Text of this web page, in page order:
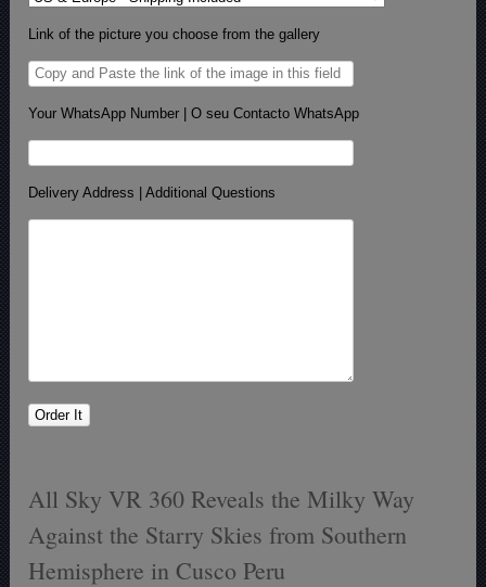
Link of the picture you choose from the gallery
Your WhatsApp Number | O seu Contacto WhatsApp
Delivery Address | Additional Questions
All Sky VR 360 Reveals the Milky Way
Against the Starry Skies from Southern
Hemisphere in Cusco Peru